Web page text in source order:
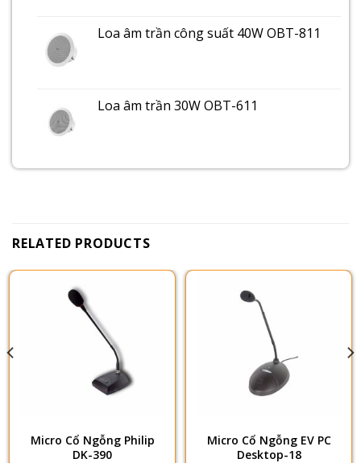
Loa âm trần công suất 40W OBT-811
Loa âm trần 30W OBT-611
RELATED PRODUCTS
Micro Cổ Ngỗng Philip
DK-390
Micro Cổ Ngỗng EV PC
Desktop-18